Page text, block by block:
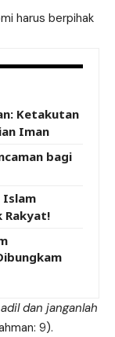
harus berpihak
Ketakutan
Iman
bagi
Islam
Rakyat!
dan janganlah
9).